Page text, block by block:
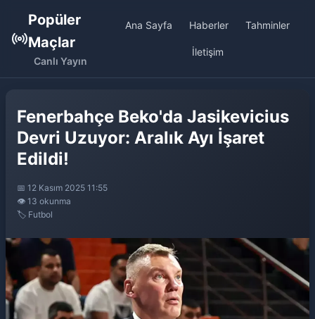
Popüler
Maçlar
Canlı Yayın
Ana Sayfa Haberler Tahminler
İletişim
Fenerbahçe Beko'da Jasikevicius
Devri Uzuyor: Aralık Ayı İşaret
Edildi!
📅 12 Kasım 2025 11:55
👁️ 13 okunma
🏷️ Futbol